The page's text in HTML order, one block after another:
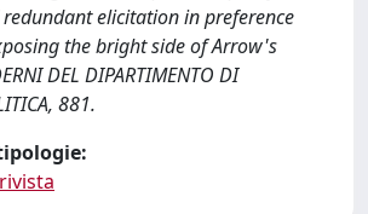
elicitation in preference
the bright side of Arrow's
DEL DIPARTIMENTO DI
881.